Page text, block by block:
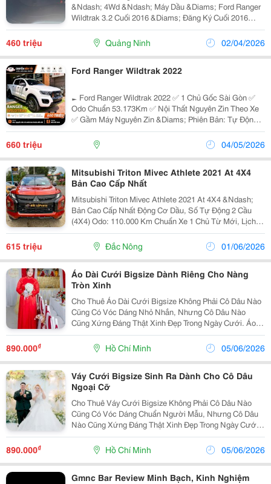
&Ndash; 4Wd &Ndash; Máy Dầu &Diams; Ford Ranger
Wildtrak 3.2 Cuối 2016 &Diams; Đăng Ký Cuối 2016
&Ndash; Bản Đủ Sync 3 Navi &Diams; Động Cơ Dầu
3.2L Mạnh Mẽ, 2 Cầu 4Wd &Diams; Số Tự Động, Vận...
460 triệu Quảng Ninh 02/04/2026
Ford Ranger Wildtrak 2022
► Ford Ranger Wildtrak 2022 ✅ 1 Chủ Gốc Sài Gòn ✅
Odo Chuẩn 53.173Km ✅ Nội Thất Nguyên Zin Theo Xe
✅ Gầm Máy Nguyên Zin &Diams; Phiên Bản: Tự Động 2
Cầu &Diams; Động Cơ Dầu 2.2L Mạnh Mẽ &Ndash; Tiết
Kiệm Nhiên Liệu &Diams; Cam Kết Bằng...
660 triệu 04/05/2026
Mitsubishi Triton Mivec Athlete 2021 At 4X4
Bản Cao Cấp Nhất
Mitsubishi Triton Mivec Athlete 2021 At 4X4 &Ndash;
Bản Cao Cấp Nhất Động Cơ Dầu, Số Tự Động 2 Cầu
(4X4) Odo: 110.000 Km Chuẩn Xe 1 Chủ Từ Mới, Lịch
Sử Sử Dụng Rõ Ràng Ngoại Thất, Nội Thất Còn Rất
Đẹp, Giữ Gìn Kỹ Bảo Dưỡng Định Kỳ Đầy Đủ, Vận Hành
615 triệu Đắc Nông 01/06/2026
Áo Dài Cưới Bigsize Dành Riêng Cho Nàng
Tròn Xinh
Cho Thuê Áo Dài Cưới Bigsize Không Phải Cô Dâu Nào
Cũng Có Vóc Dáng Nhỏ Nhắn, Nhưng Cô Dâu Nào
Cũng Xứng Đáng Thật Xinh Đẹp Trong Ngày Cưới. Áo
Dài Cưới Bigsize Được Thiết Kế Giúp Tạo Cảm Giác
Cân Đối Hơn, Che Khuyết Điểm Và Mang Đến Sự Thoải
890.000₫ Hồ Chí Minh 05/06/2026
Váy Cưới Bigsize Sinh Ra Dành Cho Cô Dâu
Ngoại Cỡ
Cho Thuê Váy Cưới Bigsize Không Phải Cô Dâu Nào
Cũng Có Vóc Dáng Chuẩn Người Mẫu, Nhưng Cô Dâu
Nào Cũng Xứng Đáng Thật Xinh Đẹp Trong Ngày Cưới.
Những Mẫu Váy Cưới Bigsize Được Thiết Kế Giúp Che
Khuyết Điểm Vòng Eo, Tôn Dáng Và Tạo Cảm Giác
890.000₫ Hồ Chí Minh 05/06/2026
Gmnc Bar Review Minh Bạch, Kinh Nghiệm